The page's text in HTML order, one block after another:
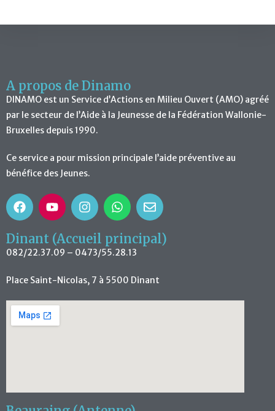
A propos de Dinamo
DINAMO est un Service d’Actions en Milieu Ouvert (AMO) agréé
par le secteur de l’Aide à la Jeunesse de la Fédération Wallonie-
Bruxelles depuis 1990.
Ce service a pour mission principale l’aide préventive au
bénéfice des Jeunes.
Dinant (Accueil principal)
082/22.37.09 – 0473/55.28.13
Place Saint-Nicolas, 7 à 5500 Dinant